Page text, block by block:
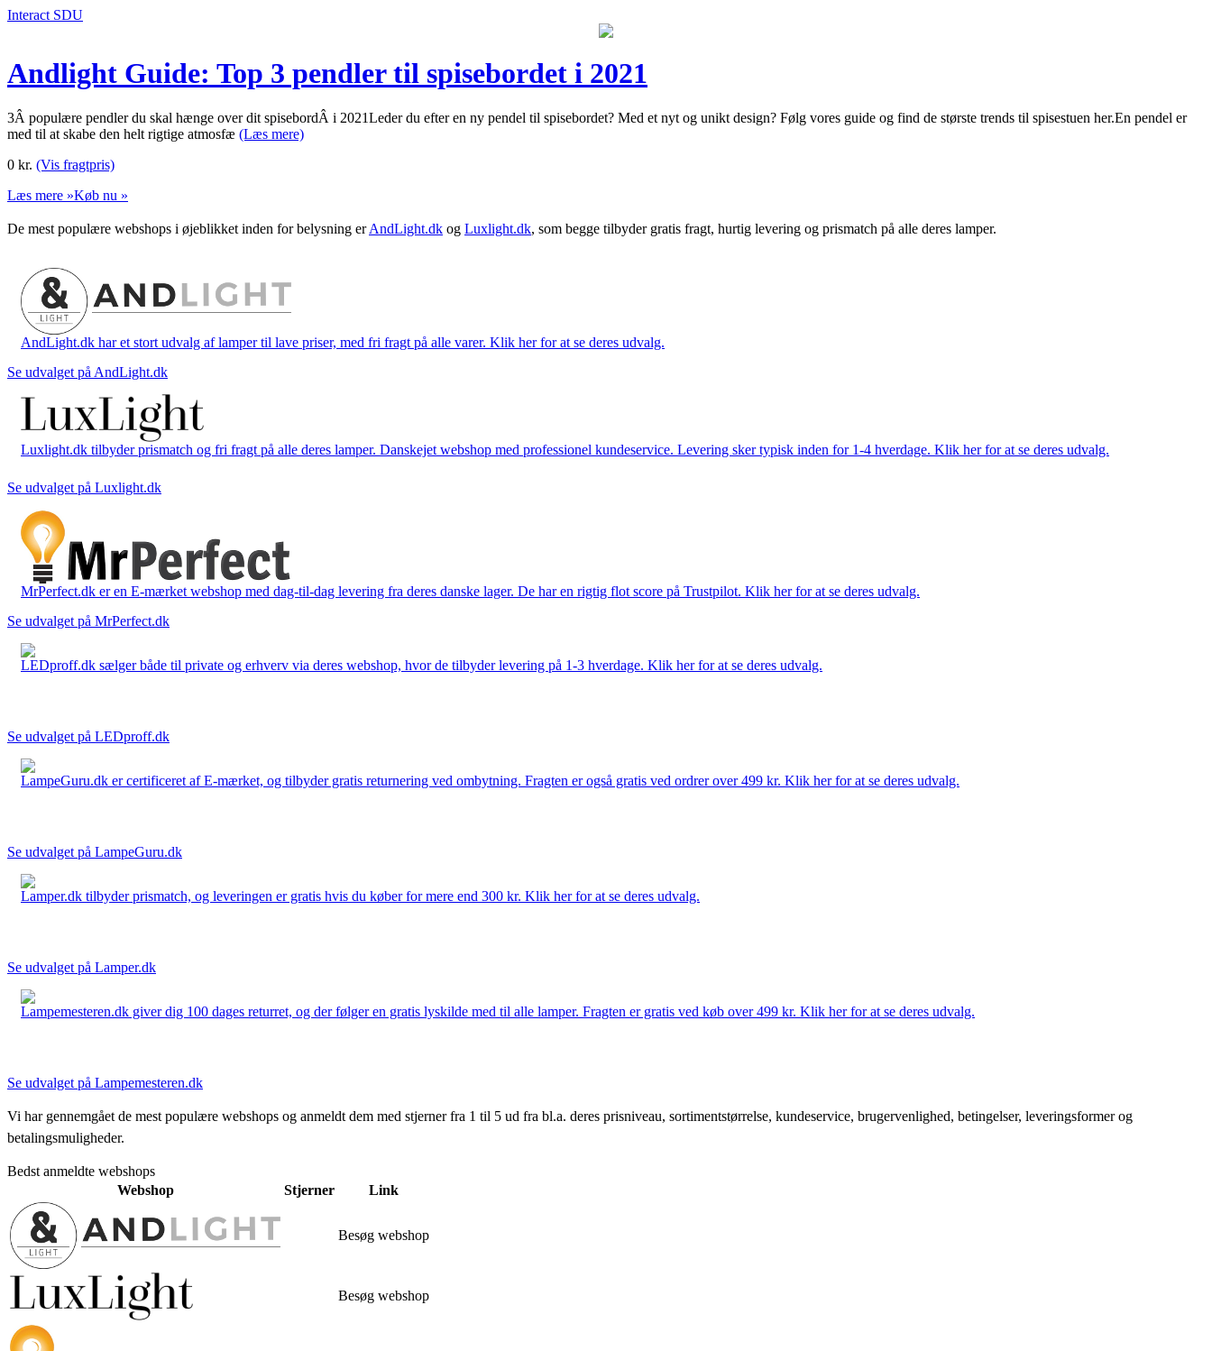
Interact SDU
Andlight Guide: Top 3 pendler til spisebordet i 2021
3Â populære pendler du skal hænge over dit spisebordÂ i 2021Leder du efter en ny pendel til spisebordet? Med et nyt og unikt design? Følg vores guide og find de største trends til spisestuen her.En pendel er
med til at skabe den helt rigtige atmosfæ (Læs mere)
0 kr. (Vis fragtpris)
Læs mere »Køb nu »
De mest populære webshops i øjeblikket inden for belysning erAndLight.dk og Luxlight.dk, som begge tilbyder gratis fragt, hurtig levering og prismatch på alle deres lamper.
AndLight.dk har et stort udvalg af lamper til lave priser, med fri fragt på alle varer. Klik her for at se deres udvalg.
Se udvalget på AndLight.dk
Luxlight.dk tilbyder prismatch og fri fragt på alle deres lamper. Danskejet webshop med professionel kundeservice. Levering sker typisk inden for 1-4 hverdage. Klik her for at se deres udvalg.
Se udvalget på Luxlight.dk
MrPerfect.dk er en E-mærket webshop med dag-til-dag levering fra deres danske lager. De har en rigtig flot score på Trustpilot. Klik her for at se deres udvalg.
Se udvalget på MrPerfect.dk
LEDproff.dk sælger både til private og erhverv via deres webshop, hvor de tilbyder levering på 1-3 hverdage. Klik her for at se deres udvalg.
Se udvalget på LEDproff.dk
LampeGuru.dk er certificeret af E-mærket, og tilbyder gratis returnering ved ombytning. Fragten er også gratis ved ordrer over 499 kr. Klik her for at se deres udvalg.
Se udvalget på LampeGuru.dk
Lamper.dk tilbyder prismatch, og leveringen er gratis hvis du køber for mere end 300 kr. Klik her for at se deres udvalg.
Se udvalget på Lamper.dk
Lampemesteren.dk giver dig 100 dages returret, og der følger en gratis lyskilde med til alle lamper. Fragten er gratis ved køb over 499 kr. Klik her for at se deres udvalg.
Se udvalget på Lampemesteren.dk
Vi har gennemgået de mest populære webshops og anmeldt dem med stjerner fra 1 til 5 ud fra bl.a. deres prisniveau, sortimentstørrelse, kundeservice, brugervenlighed, betingelser, leveringsformer og
betalingsmuligheder.
Bedst anmeldte webshops
Webshop
Stjerner Link
Besøg webshop
Besøg webshop